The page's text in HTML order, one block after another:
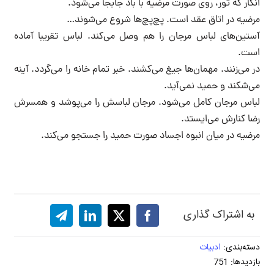
انگار که تور، روی صورت مرضیه با باد جابجا می‌شود.
مرضیه در اتاق عقد است. پچ‌پچ‌ها شروع می‌شوند…
آستین‌های لباس مرجان را هم وصل می‌کند. لباس تقریبا آماده
است.
در می‌زنند. مهمان‌ها جیغ می‌کشند. خبر تمام خانه را می‌گردد. آینه
می‌شکند و حمید نمی‌آید.
لباس مرجان کامل می‌شود. مرجان لباسش را می‌پوشد و همسرش
رضا کنارش می‌ایستد.
مرضیه در میان انبوه اجساد صورت حمید را جستجو می‌کند.
به اشتراک گذاری
دسته‌بندی: ادبیات
بازدیدها: 751